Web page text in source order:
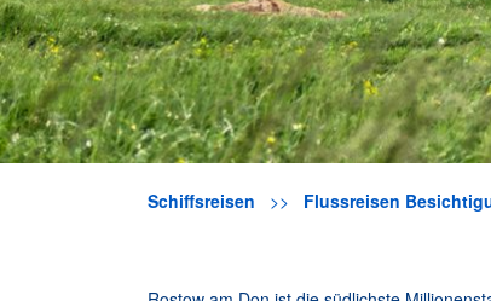
Schiffsreisen >> Flussreisen